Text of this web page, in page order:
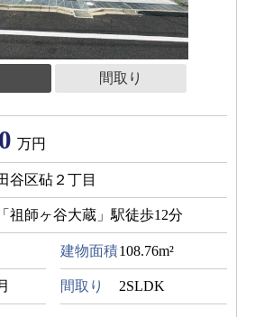
間取り
万円
谷区砧２丁目
祖師ヶ谷大蔵」駅徒歩12分
建物面積108.76m²
間取り 2SLDK